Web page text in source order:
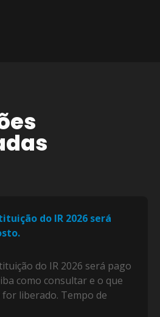
do IR 2026 será
do IR 2026 será pago
como consultar e o que
liberado. Tempo de